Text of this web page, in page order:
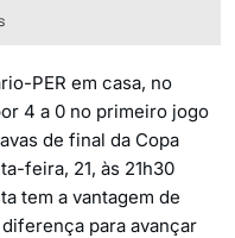
PER em casa, no
4 a 0 no primeiro jogo
de final da Copa
feira, 21, às 21h30
tem a vantagem de
para avançar